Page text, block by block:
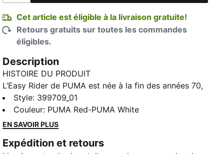
Cet article est éligible à la livraison gratuite!
Retours gratuits sur toutes les commandes
éligibles.
Description
HISTOIRE DU PRODUIT
L’Easy Rider de PUMA est née à la fin des années 70,
lorsque la course est passée de la piste à la rue. Elle
fait son retour pour les coureurs d'aujourd'hui avec
son profil mince classique et son style rétro toujours
de superpositions en cuir suédé, apportera à coup
Style: 399709_01
Couleur: PUMA Red-PUMA White
EN SAVOIR PLUS
Expédition et retours